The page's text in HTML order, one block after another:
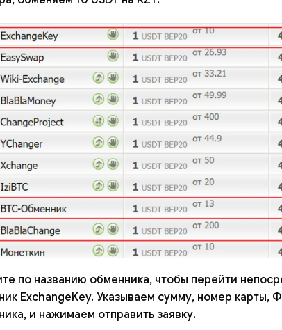
по названию обменника, чтобы перейти
ExchangeKey. Указываем сумму, номер карты,
и нажимаем отправить заявку.